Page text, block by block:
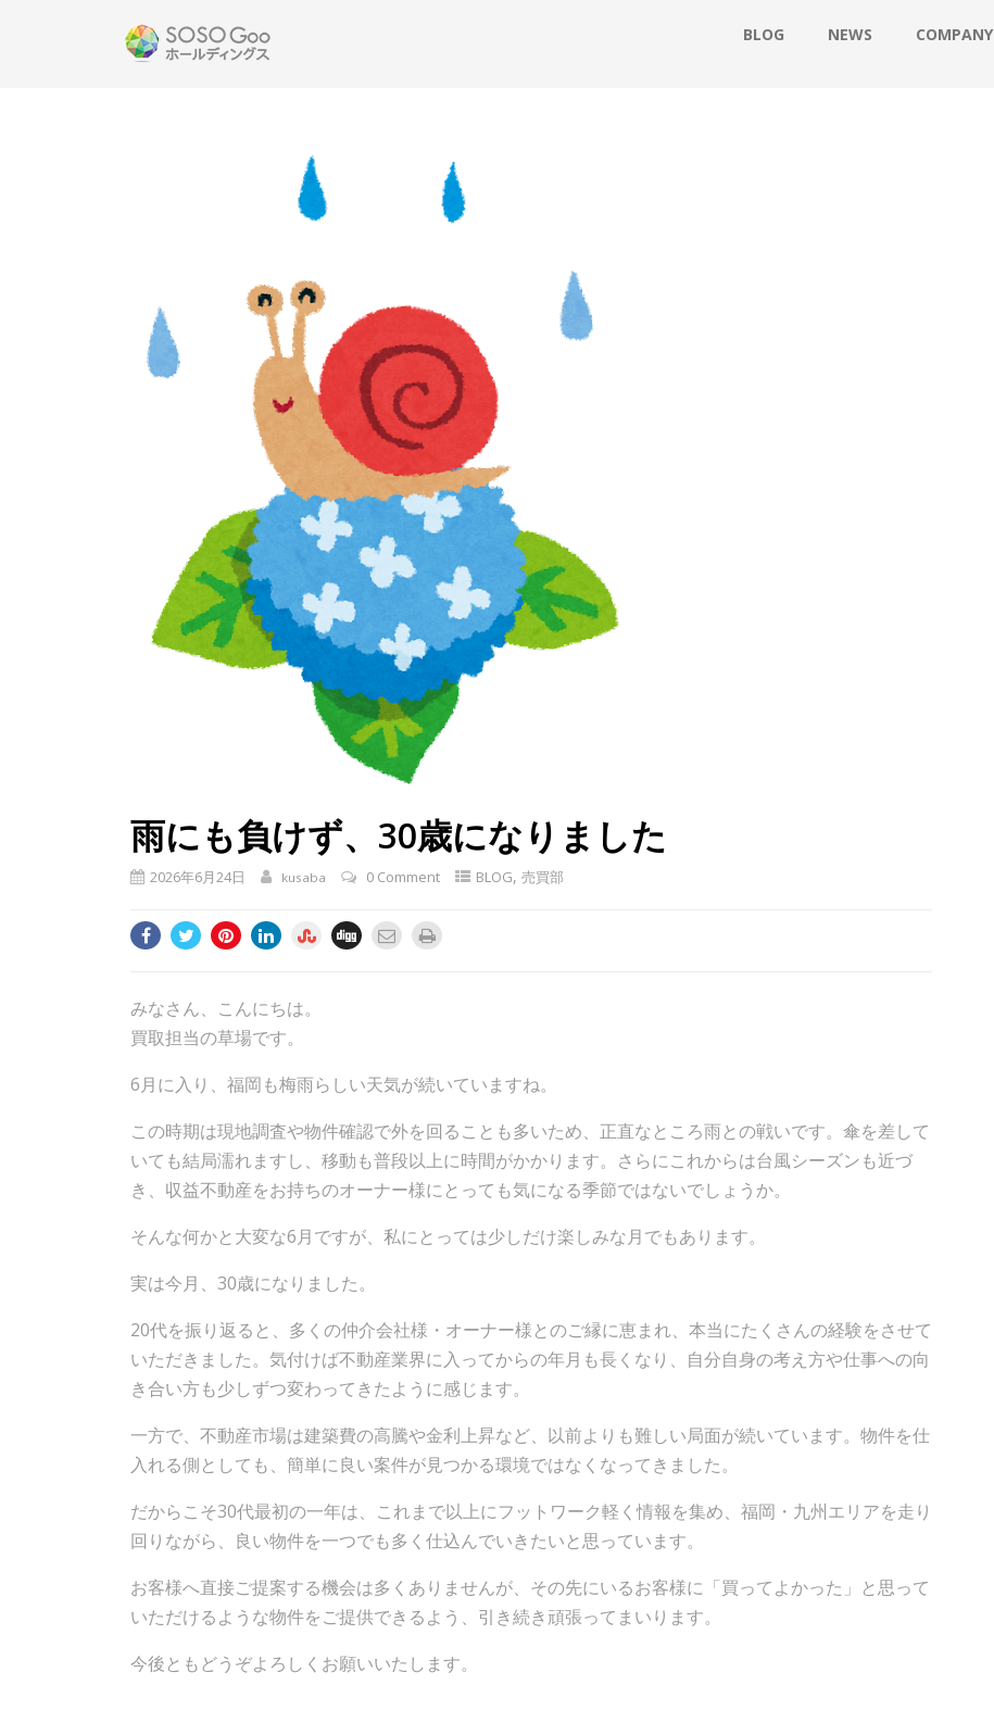
BLOG NEWS COMPANY
雨にも負けず、30歳になりました
2026年6月24日 kusaba 0 Comment BLOG,売買部
みなさん、こんにちは。
買取担当の草場です。
6月に入り、福岡も梅雨らしい天気が続いていますね。
この時期は現地調査や物件確認で外を回ることも多いため、正直なところ雨との戦いです。傘を差して
いても結局濡れますし、移動も普段以上に時間がかかります。さらにこれからは台風シーズンも近づ
き、収益不動産をお持ちのオーナー様にとっても気になる季節ではないでしょうか。
そんな何かと大変な6月ですが、私にとっては少しだけ楽しみな月でもあります。
実は今月、30歳になりました。
20代を振り返ると、多くの仲介会社様・オーナー様とのご縁に恵まれ、本当にたくさんの経験をさせて
いただきました。気付けば不動産業界に入ってからの年月も長くなり、自分自身の考え方や仕事への向
き合い方も少しずつ変わってきたように感じます。
一方で、不動産市場は建築費の高騰や金利上昇など、以前よりも難しい局面が続いています。物件を仕
入れる側としても、簡単に良い案件が見つかる環境ではなくなってきました。
だからこそ30代最初の一年は、これまで以上にフットワーク軽く情報を集め、福岡・九州エリアを走り
回りながら、良い物件を一つでも多く仕込んでいきたいと思っています。
お客様へ直接ご提案する機会は多くありませんが、その先にいるお客様に「買ってよかった」と思って
いただけるような物件をご提供できるよう、引き続き頑張ってまいります。
今後ともどうぞよろしくお願いいたします。